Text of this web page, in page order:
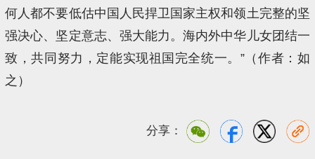
何人都不要低估中国人民捍卫国家主权和领土完整的坚
强决心、坚定意志、强大能力。海内外中华儿女团结一
致，共同努力，定能实现祖国完全统一。”（作者：如
之）
分享：